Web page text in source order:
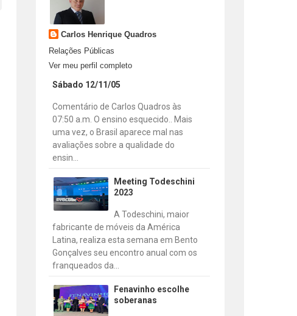
Carlos Henrique Quadros
Relações Públicas
Ver meu perfil completo
Sábado 12/11/05
Comentário de Carlos Quadros às
07:50 a.m. O ensino esquecido.. Mais
uma vez, o Brasil aparece mal nas
avaliações sobre a qualidade do
ensin...
Meeting Todeschini
2023
A Todeschini, maior
fabricante de móveis da América
Latina, realiza esta semana em Bento
Gonçalves seu encontro anual com os
franqueados da...
Fenavinho escolhe
soberanas